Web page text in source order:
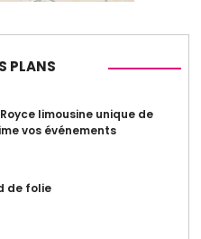
PLANS
limousine unique de
vos événements
de folie